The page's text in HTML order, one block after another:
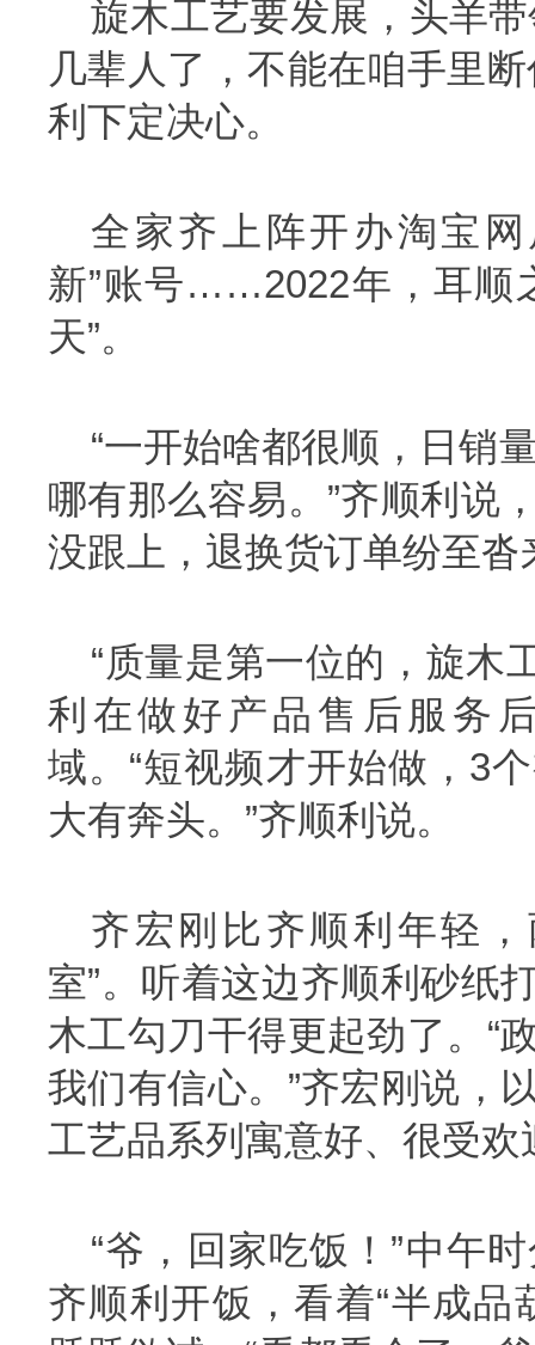
旋木工艺要发展，头羊
几辈人了，不能在咱手里
利下定决心。
全家齐上阵开办淘宝
新”账号……2022年，耳顺
天”。
“一开始啥都很顺，日销
哪有那么容易。”齐顺利说
没跟上，退换货订单纷至沓
“质量是第一位的，旋木
利在做好产品售后服务
域。“短视频才开始做，3
大有奔头。”齐顺利说。
齐宏刚比齐顺利年轻
室”。听着这边齐顺利砂纸
木工勾刀干得更起劲了。“
我们有信心。”齐宏刚说，
工艺品系列寓意好、很受
“爷，回家吃饭！”中午
齐顺利开饭，看着“半成品